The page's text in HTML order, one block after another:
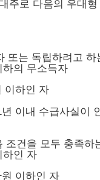
주로 다음의 우대
또는 독립하려고
의 무소득자
이하인 자
이내 수급사실이
조건을 모두 충족하
인 자
이하인 자